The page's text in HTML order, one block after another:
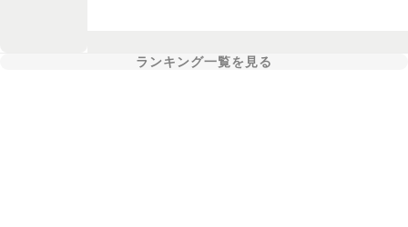
ランキング一覧を見る